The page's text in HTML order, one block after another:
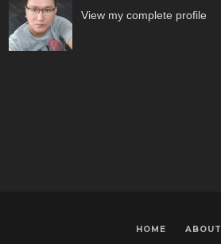
View my complete profile
HOME ABOUT